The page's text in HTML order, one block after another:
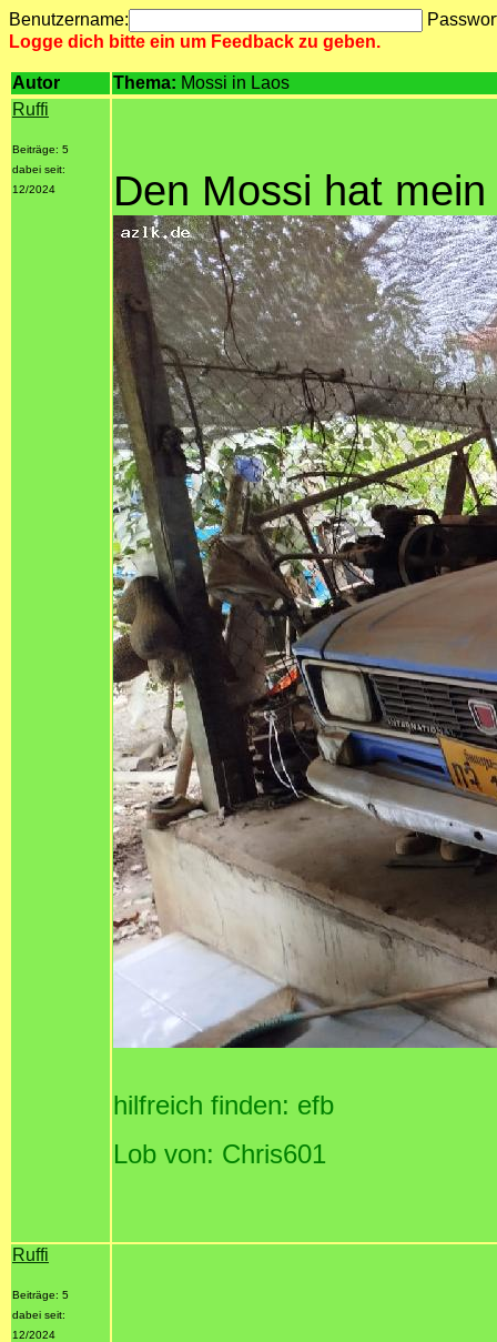
Benutzername:
Logge dich bitte ein um Feedback zu geben.
Autor Thema: Mossi in Laos
Ruffi
Beiträge: 5
dabei seit:
12/2024
Den Mossi hat
hilfreich finden: efb
Lob von: Chris601
Ruffi
Beiträge: 5
dabei seit:
12/2024